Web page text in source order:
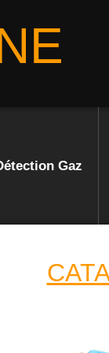
Gaz